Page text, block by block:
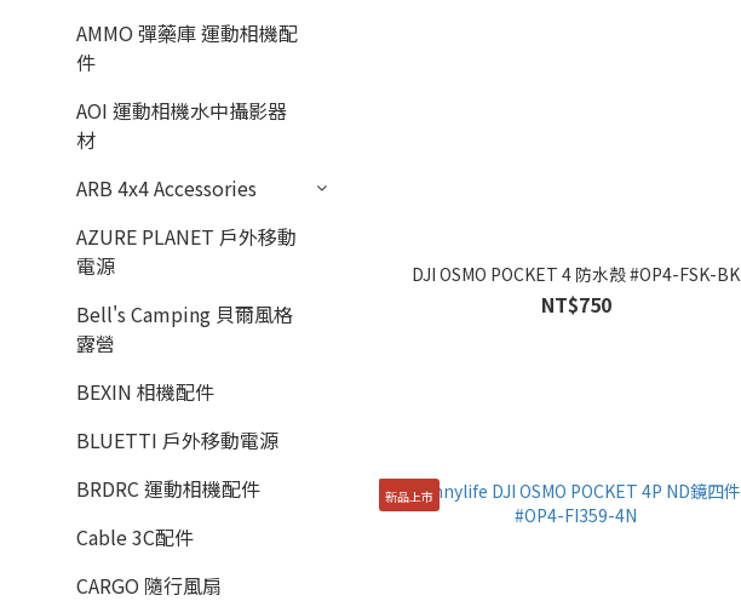
AMMO 彈藥庫 運動相機配
件
AOI 運動相機水中攝影器
材
ARB 4x4 Accessories
AZURE PLANET 戶外移動
電源
Bell's Camping 貝爾風格
露營
BEXIN 相機配件
BLUETTI 戶外移動電源
BRDRC 運動相機配件
Cable 3C配件
CARGO 隨行風扇
DJI OSMO POCKET 4 防水殼 #OP4-FSK-BK
NT$750
新品上市